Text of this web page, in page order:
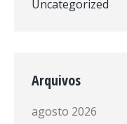
Uncategorized
Arquivos
agosto 2026